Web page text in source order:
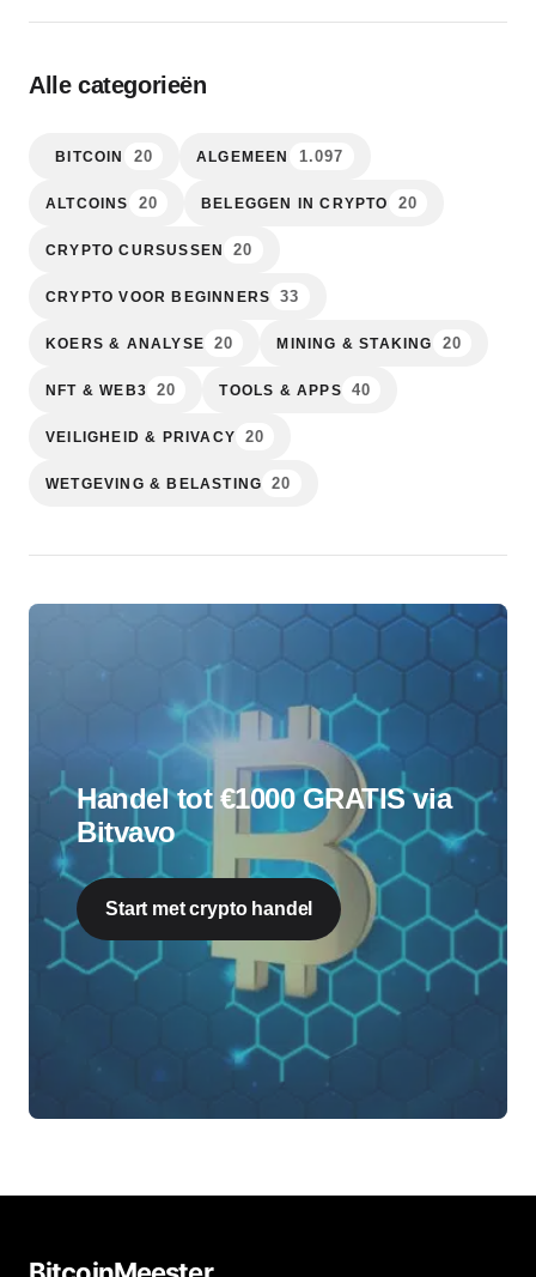
Alle categorieën
BITCOIN 20 ALGEMEEN 1.097
ALTCOINS 20 BELEGGEN IN CRYPTO 20
CRYPTO CURSUSSEN 20
CRYPTO VOOR BEGINNERS 33
KOERS & ANALYSE 20 MINING & STAKING 20
NFT & WEB3 20 TOOLS & APPS 40
VEILIGHEID & PRIVACY 20
WETGEVING & BELASTING 20
Handel tot €1000 GRATIS via
Bitvavo
Start met crypto handel